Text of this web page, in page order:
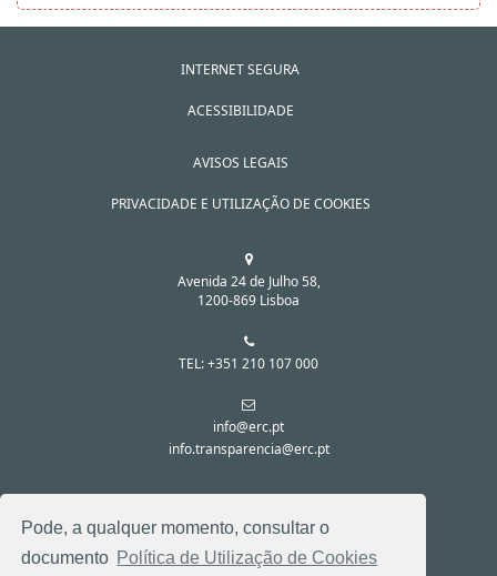
Pode, a qualquer momento, consultar o
documento Política de Utilização de Cookies
INTERNET SEGURA
ACESSIBILIDADE
AVISOS LEGAIS
PRIVACIDADE E UTILIZAÇÃO DE COOKIES
Avenida 24 de Julho 58,
1200-869 Lisboa
TEL: +351 210 107 000
info@erc.pt
info.transparencia@erc.pt